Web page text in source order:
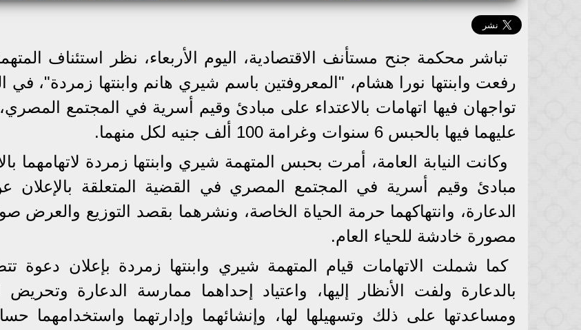
تباشر محكمة جنح مستأنف الاقتصادية، اليوم الأربعاء، نظر استئناف
رفعت وابنتها نورا هشام، "المعروفتين باسم شيري هانم وابنتها زمردة"، في
تواجهان فيها اتهامات بالاعتداء على مبادئ وقيم أسرية في المجتمع
عليهما فيها بالحبس 6 سنوات وغرامة 100 ألف جنيه لكل منهما.
وكانت النيابة العامة، أمرت بحبس المتهمة شيري وابنتها زمردة لاتهامهما
مبادئ وقيم أسرية في المجتمع المصري في القضية المتعلقة بالإعلان
الدعارة، وانتهاكهما حرمة الحياة الخاصة، ونشرهما بقصد التوزيع والعرض
مصورة خادشة للحياء العام.
كما شملت الاتهامات قيام المتهمة شيري وابنتها زمردة بإعلان دعوة
بالدعارة ولفت الأنظار إليها، واعتياد إحداهما ممارسة الدعارة وتحريض
ومساعدتها على ذلك وتسهيلها لها، وإنشائهما وإدارتهما واستخدامهما